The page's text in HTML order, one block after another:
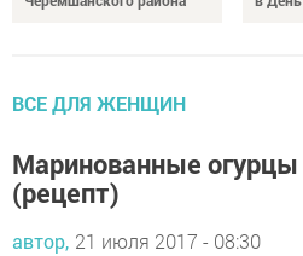
ВСЕ ДЛЯ ЖЕНЩИН
Маринованные огурцы
(рецепт)
автор, 21 июля 2017 - 08:30